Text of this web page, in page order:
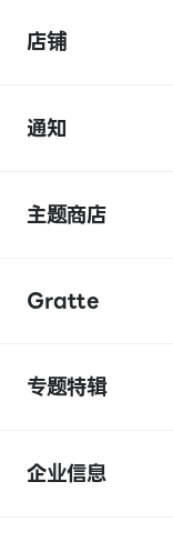
店铺
通知
主题商店
Gratte
专题特辑
企业信息